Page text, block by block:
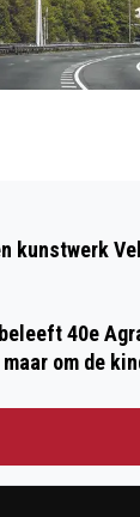
ALTIJD
kunstwerk
40e
om de